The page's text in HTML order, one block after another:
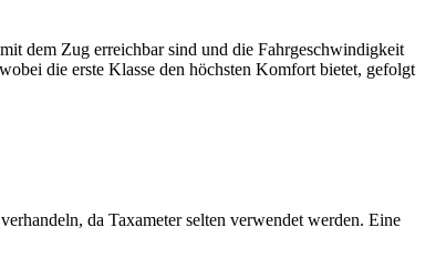
dem Zug erreichbar sind und die Fahrgeschwindigkeit
die erste Klasse den höchsten Komfort bietet, gefolgt
da Taxameter selten verwendet werden. Eine